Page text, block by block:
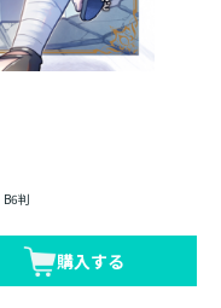
B6判
購入する